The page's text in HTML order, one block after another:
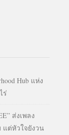
Hub แห่ง
ร่
ส่งเพลง
แต่หัวใจยังวน